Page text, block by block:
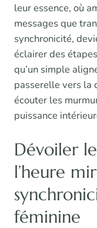
leur essence, où
messages que
synchronicité,
éclairer des
qu’un simple
passerelle vers la
écouter les
puissance
Dévoiler
l’heure
féminine